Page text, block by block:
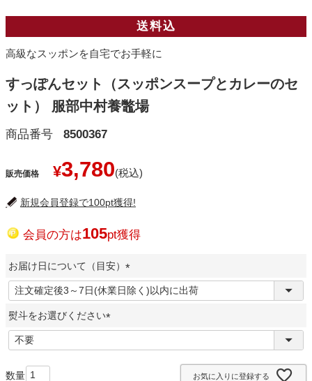
送料込
高級なスッポンを自宅でお手軽に
すっぽんセット（スッポンスープとカレーのセ
ット） 服部中村養鼈場
商品番号 8500367
販売価格 ¥3,780
新規会員登録で100pt獲得!
会員の方は105pt獲得
お届け日について（目安）
(
必
)
熨斗をお選びください
必
お気に入りに登録する